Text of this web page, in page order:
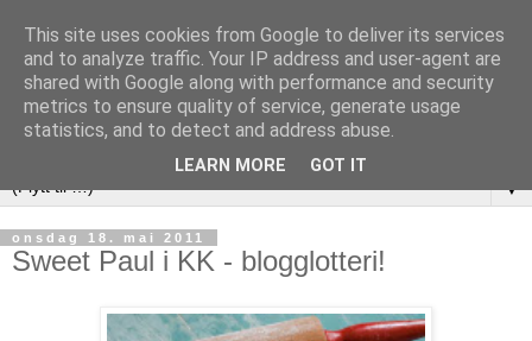
▼
onsdag 18. mai 2011
Sweet Paul i KK - blogglotteri!
This site uses cookies from Google to deliver its services
and to analyze traffic. Your IP address and user-agent are
shared with Google along with performance and security
metrics to ensure quality of service, generate usage
statistics, and to detect and address abuse.
LEARN MORE GOT IT